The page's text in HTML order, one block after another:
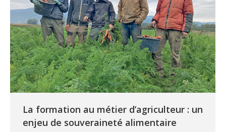
La formation au métier d’agriculteur : un
enjeu de souveraineté alimentaire